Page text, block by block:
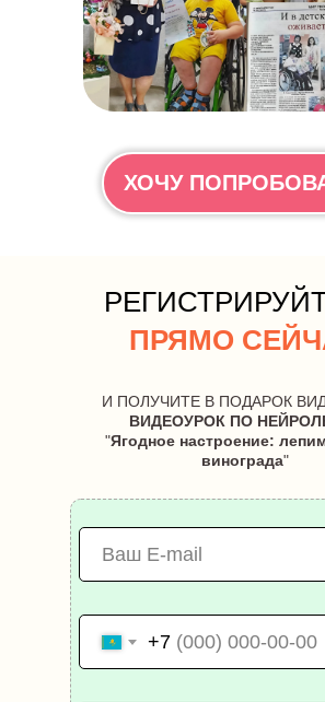
ХОЧУ
+7
ПРЯМО
И ПОЛУЧИТЕ В ПОДАРОК
ВИДЕОУРОК ПО
"Ягодное настроение:
винограда"